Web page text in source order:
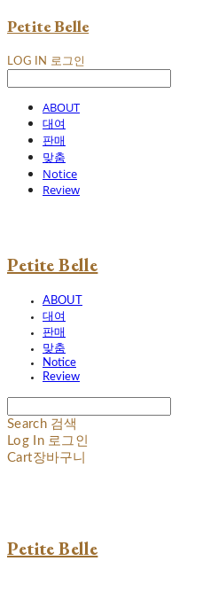
Petite Belle
LOG IN 로그인
ABOUT
대여
판매
맞춤
Notice
Review
Petite Belle
ABOUT
대여
판매
맞춤
Notice
Review
Search 검색
Log In 로그인
Cart장바구니
Petite Belle